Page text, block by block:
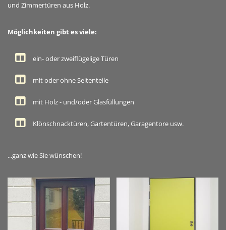
und Zimmertüren aus Holz.
Möglichkeiten gibt es viele:
ein- oder zweiflügelige Türen
mit oder ohne Seitenteile
mit Holz - und/oder Glasfüllungen
Klönschnacktüren, Gartentüren, Garagentore usw.
...ganz wie Sie wünschen!